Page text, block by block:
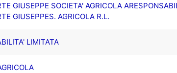
GIUSEPPE SOCIETA' AGRICOLA
GIUSEPPES. AGRICOLA R.L.
LIMITATA